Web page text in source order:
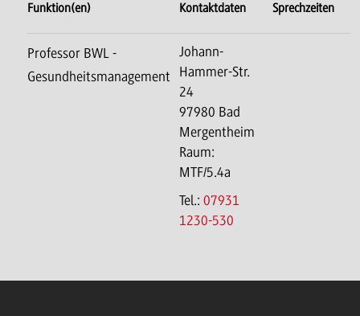
Funktion(en) Kontaktdaten Sprechzeiten
Professor BWL -
Gesundheitsmanagement
Johann-
Hammer-Str.
24
97980 Bad
Mergentheim
Raum:
MTF/5.4a
Tel.: 07931
1230-530